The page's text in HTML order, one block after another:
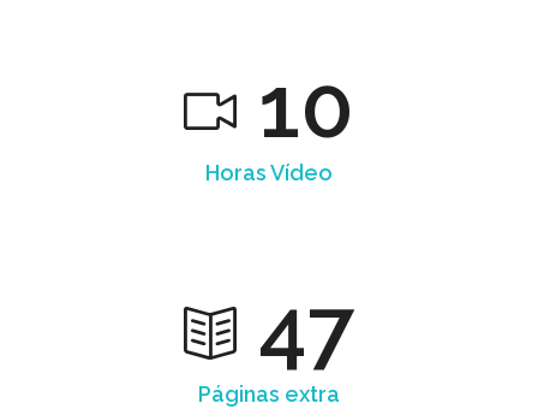
10
Horas Vídeo
47
Páginas extra